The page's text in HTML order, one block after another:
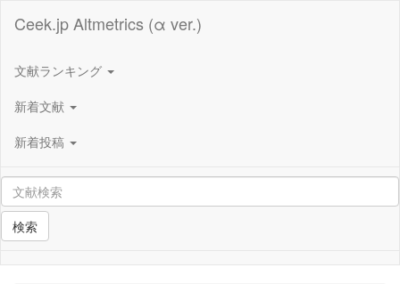
Ceek.jp Altmetrics (α ver.)
文献ランキング
新着文献
新着投稿
検索